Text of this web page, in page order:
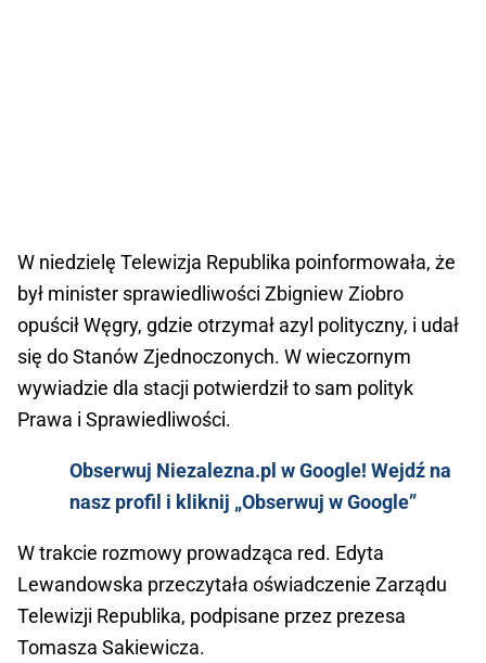
W niedzielę Telewizja Republika poinformowała, że
był minister sprawiedliwości Zbigniew Ziobro
opuścił Węgry, gdzie otrzymał azyl polityczny, i udał
się do Stanów Zjednoczonych. W wieczornym
wywiadzie dla stacji potwierdził to sam polityk
Prawa i Sprawiedliwości.
Obserwuj Niezalezna.pl w Google! Wejdź na
nasz profil i kliknij „Obserwuj w Google”
W trakcie rozmowy prowadząca red. Edyta
Lewandowska przeczytała oświadczenie Zarządu
Telewizji Republika, podpisane przez prezesa
Tomasza Sakiewicza.